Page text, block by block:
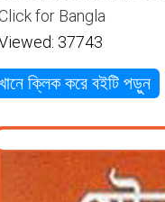
for Bangla
37743
ক্লিক করে বইটি পড়ুন